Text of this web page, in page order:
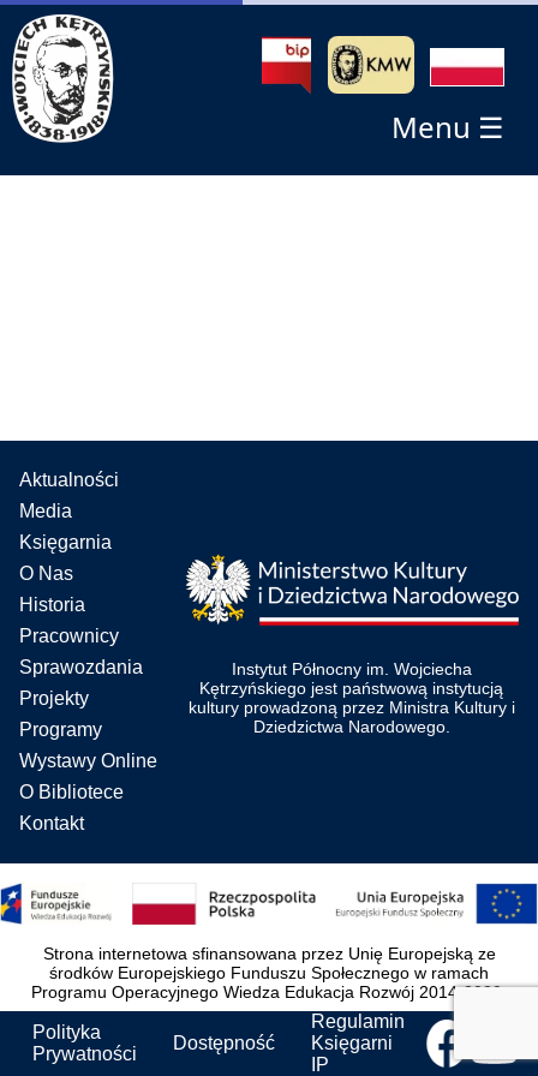
Menu ☰
Aktualności
Media
Księgarnia
O Nas
Historia
Pracownicy
Sprawozdania
Projekty
Programy
Wystawy Online
O Bibliotece
Kontakt
Instytut Północny im. Wojciecha
Kętrzyńskiego jest państwową instytucją
kultury prowadzoną przez Ministra Kultury i
Dziedzictwa Narodowego.
Strona internetowa sfinansowana przez Unię Europejską ze
środków Europejskiego Funduszu Społecznego w ramach
Programu Operacyjnego Wiedza Edukacja Rozwój 2014-2020.
Polityka
Prywatności
Dostępność
Regulamin
Księgarni
IP